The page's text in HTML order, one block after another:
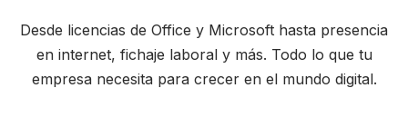
Desde licencias de Office y Microsoft hasta presencia
en internet, fichaje laboral y más. Todo lo que tu
empresa necesita para crecer en el mundo digital.